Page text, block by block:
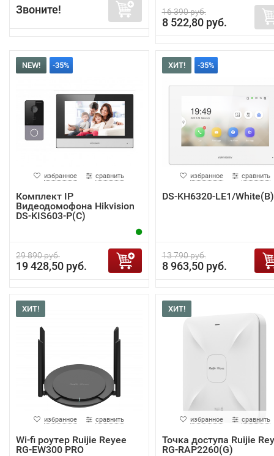
Звоните! 16 390 руб.
8 522,80 руб.
NEW! -35%
избранное сравнить
Комплект IP
Видеодомофона Hikvision
DS-KIS603-P(C)
29 890 руб.
19 428,50 руб.
ХИТ! -35%
избранное сравнить
DS-KH6320-LE1/White(B)
13 790 руб.
8 963,50 руб.
ХИТ!
избранное сравнить
Wi-fi роутер Ruijie Reyee
RG-EW300 PRO
ХИТ!
избранное сравнить
Точка доступа Ruijie
RG-RAP2260(G)